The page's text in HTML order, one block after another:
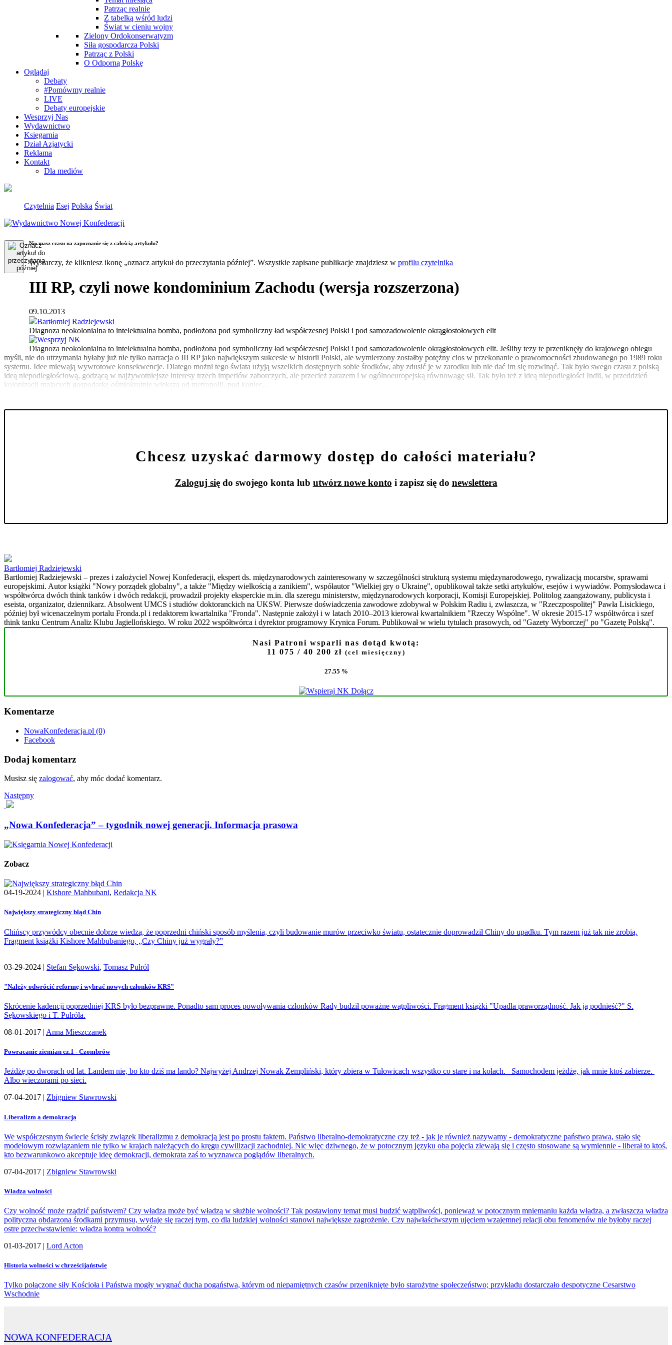
Patrząc realnie
Z tabelką wśród ludzi
Świat w cieniu wojny
Zielony Ordokonserwatyzm
Siła gospodarcza Polski
Patrząc z Polski
O Odporną Polskę
Oglądaj
Debaty
#Pomówmy realnie
LIVE
Debaty europejskie
Wesprzyj Nas
Wydawnictwo
Księgarnia
Dział Azjatycki
Reklama
Kontakt
Dla mediów
Czytelnia Esej Polska Świat
Nie masz czasu na zapoznanie się z całością artykułu?
Wystarczy, że klikniesz ikonę „oznacz artykuł do przeczytania później”. Wszystkie zapisane publikacje znajdziesz w profilu czytelnika
III RP, czyli nowe kondominium Zachodu (wersja rozszerzona)
09.10.2013
Bartłomiej Radziejewski
Diagnoza neokolonialna to intelektualna bomba, podłożona pod symboliczny ład współczesnej Polski i pod samozadowolenie okrągłostołowych elit
Diagnoza neokolonialna to intelektualna bomba, podłożona pod symboliczny ład współczesnej Polski i pod samozadowolenie okrągłostołowych elit. Jeśliby tezy te przeniknęły do krajowego obiegu
myśli, nie do utrzymania byłaby już nie tylko narracja o III RP jako największym sukcesie w historii Polski, ale wymierzony zostałby potężny cios w przekonanie o prawomocności zbudowanego po 1989 roku
systemu. Idee miewają wywrotowe konsekwencje. Dlatego możni tego świata użyją wszelkich dostępnych sobie środków, aby zdusić je w zarodku lub nie dać im się rozwinąć. Tak było swego czasu z polską
ideą niepodległościową, godzącą w najżywotniejsze interesy trzech imperiów zaborczych, ale przecież zarazem i w ogólnoeuropejską równowagę sił. Tak było też z ideą niepodległości Indii, w przeddzień
kolonizacji mających gospodarkę ośmiokrotnie większą od metropolii, pod koniec...
Chcesz uzyskać darmowy dostęp do całości materiału?
Zaloguj siędo swojego konta lub utwórz nowe konto i zapisz się do newslettera
Bartłomiej Radziejewski
Bartłomiej Radziejewski – prezes i założyciel Nowej Konfederacji, ekspert ds. międzynarodowych zainteresowany w szczególności strukturą systemu międzynarodowego, rywalizacją mocarstw, sprawami
europejskimi. Autor książki "Nowy porządek globalny", a także "Między wielkością a zanikiem", współautor "Wielkiej gry o Ukrainę", opublikował także setki artykułów, esejów i wywiadów. Pomysłodawca i
współtwórca dwóch think tanków i dwóch redakcji, prowadził projekty eksperckie m.in. dla szeregu ministerstw, międzynarodowych korporacji, Komisji Europejskiej. Politolog zaangażowany, publicysta i
eseista, organizator, dziennikarz. Absolwent UMCS i studiów doktoranckich na UKSW. Pierwsze doświadczenia zawodowe zdobywał w Polskim Radiu i, zwłaszcza, w "Rzeczpospolitej" Pawła Lisickiego,
później był wicenaczelnym portalu Fronda.pl i redaktorem kwartalnika "Fronda". Następnie założył i w latach 2010–2013 kierował kwartalnikiem "Rzeczy Wspólne". W okresie 2015-17 współtwórca i szef
think tanku Centrum Analiz Klubu Jagiellońskiego. W roku 2022 współtwórca i dyrektor programowy Krynica Forum. Publikował w wielu tytułach prasowych, od "Gazety Wyborczej" po "Gazetę Polską".
Nasi Patroni wsparli nas dotąd kwotą:
11 075 / 40 200 zł (cel miesięczny)
27.55 %
Dołącz
Komentarze
NowaKonfederacja.pl (0)
Facebook
Dodaj komentarz
Musisz się zalogować, aby móc dodać komentarz.
Następny
„Nowa Konfederacja” – tygodnik nowej generacji. Informacja prasowa
Zobacz
04-19-2024 | Kishore Mahbubani, Redakcja NK
Największy strategiczny błąd Chin
Chińscy przywódcy obecnie dobrze wiedzą, że poprzedni chiński sposób myślenia, czyli budowanie murów przeciwko światu, ostatecznie doprowadził Chiny do upadku. Tym razem już tak nie zrobią.
Fragment książki Kishore Mahbubaniego, „Czy Chiny już wygrały?”
03-29-2024 | Stefan Sękowski, Tomasz Pułról
"Należy odwrócić reformę i wybrać nowych członków KRS"
Skrócenie kadencji poprzedniej KRS było bezprawne. Ponadto sam proces powoływania członków Rady budził poważne wątpliwości. Fragment książki "Upadła praworządność. Jak ją podnieść?" S.
Sękowskiego i T. Pułróla.
08-01-2017 | Anna Mieszczanek
Powracanie ziemian cz.1 - Czombrów
Jeżdżę po dworach od lat. Landem nie, bo kto dziś ma lando? Najwyżej Andrzej Nowak Zempliński, który zbiera w Tułowicach wszystko co stare i na kołach. Samochodem jeżdżę, jak mnie ktoś zabierze.
Albo wieczorami po sieci.
07-04-2017 | Zbigniew Stawrowski
Liberalizm a demokracja
We współczesnym świecie ścisły związek liberalizmu z demokracją jest po prostu faktem. Państwo liberalno-demokratyczne czy też - jak je również nazywamy - demokratyczne państwo prawa, stało się
modelowym rozwiązaniem nie tylko w krajach należących do kręgu cywilizacji zachodniej. Nic więc dziwnego, że w potocznym języku oba pojęcia zlewają się i często stosowane są wymiennie - liberał to ktoś,
kto bezwarunkowo akceptuje ideę demokracji, demokrata zaś to wyznawca poglądów liberalnych.
07-04-2017 | Zbigniew Stawrowski
Władza wolności
Czy wolność może rządzić państwem? Czy władza może być władzą w służbie wolności? Tak postawiony temat musi budzić wątpliwości, ponieważ w potocznym mniemaniu każda władza, a zwłaszcza władza
polityczna obdarzona środkami przymusu, wydaje się raczej tym, co dla ludzkiej wolności stanowi największe zagrożenie. Czy najwłaściwszym ujęciem wzajemnej relacji obu fenomenów nie byłoby raczej
ostre przeciwstawienie: władza kontra wolność?
01-03-2017 | Lord Acton
Historia wolności w chrześcijaństwie
Tylko połączone siły Kościoła i Państwa mogły wygnać ducha pogaństwa, którym od niepamiętnych czasów przeniknięte było starożytne społeczeństwo; przykładu dostarczało despotyczne Cesarstwo
Wschodnie
NOWA KONFEDERACJA